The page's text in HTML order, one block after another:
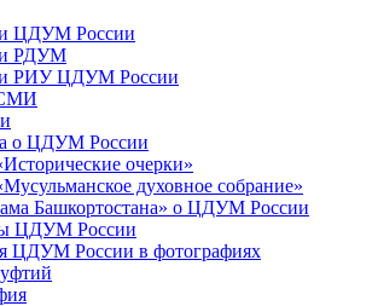
ЦДУМ России
РДУМ
РИУ ЦДУМ России
о ЦДУМ России
очерки»
духовное собрание»
Башкортостана» о ЦДУМ России
ЦДУМ России
ЦДУМ России в фотографиях